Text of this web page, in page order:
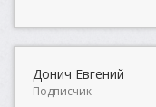
Донич Евгений
Подписчик